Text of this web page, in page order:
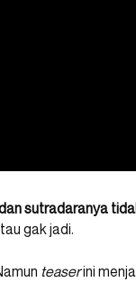
sutradaranya
gak jadi.
teaserini